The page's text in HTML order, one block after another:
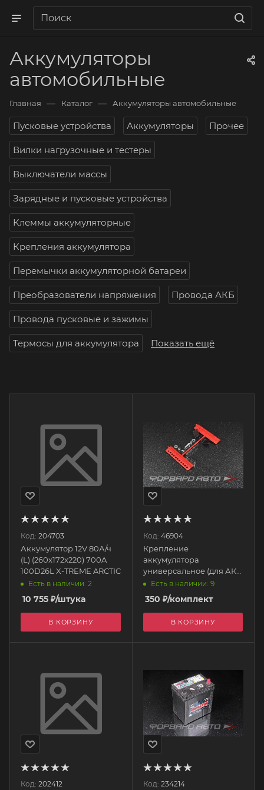
Аккумуляторы
автомобильные
Главная — Каталог — Аккумуляторы автомобильные
Пусковые устройства Аккумуляторы Прочее
Вилки нагрузочные и тестеры
Выключатели массы
Зарядные и пусковые устройства
Клеммы аккумуляторные
Крепления аккумулятора
Перемычки аккумуляторной батареи
Преобразователи напряжения Провода АКБ
Провода пусковые и зажимы
Термосы для аккумулятора Показать ещё
Код: 204703
Аккумулятор 12V 80А/ч
(L) (260x172x220) 700A
100D26L X-TREME ARCTIC
Есть в наличии: 2
10 755 ₽/штука
В КОРЗИНУ
Код: 46904
Крепление
аккумулятора
универсальное (для АКБ
шириной 175 мм)
AUTOPROFI
Есть в наличии: 9
350 ₽/комплект
В КОРЗИНУ
Код: 202412 Код: 234214